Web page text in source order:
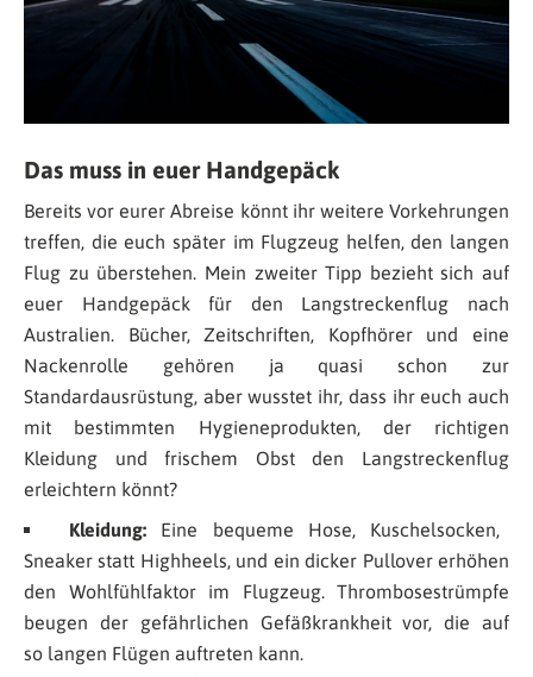
Das muss in euer Handgepäck
Bereits vor eurer Abreise könnt ihr weitere Vorkehrungen
treffen, die euch später im Flugzeug helfen, den langen
Flug zu überstehen. Mein zweiter Tipp bezieht sich auf
euer Handgepäck für den Langstreckenflug nach
Australien. Bücher, Zeitschriften, Kopfhörer und eine
Nackenrolle gehören ja quasi schon zur
Standardausrüstung, aber wusstet ihr, dass ihr euch auch
mit bestimmten Hygieneprodukten, der richtigen
Kleidung und frischem Obst den Langstreckenflug
erleichtern könnt?
Kleidung: Eine bequeme Hose, Kuschelsocken,
Sneaker statt Highheels, und ein dicker Pullover erhöhen
den Wohlfühlfaktor im Flugzeug. Thrombosestrümpfe
beugen der gefährlichen Gefäßkrankheit vor, die auf
so langen Flügen auftreten kann.